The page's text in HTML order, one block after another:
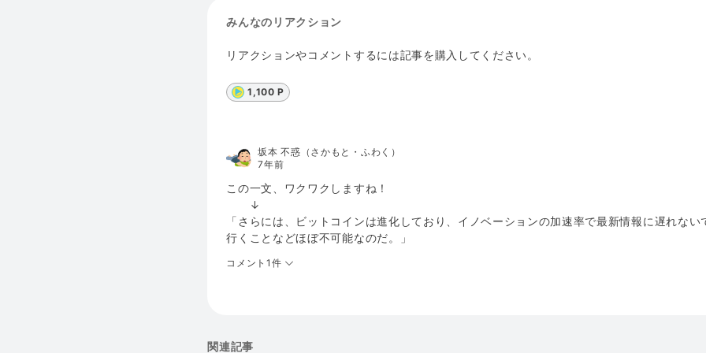
みんなのリアクション
リアクションやコメントするには記事を購入してください。
1,100 P
坂本 不惑（さかもと・ふわく）
7年前
この一文、ワクワクしますね！
↓
「さらには、ビットコインは進化しており、イノベーションの加速率で最新情報に遅れない
行くことなどほぼ不可能なのだ。」
コメント1件
関連記事